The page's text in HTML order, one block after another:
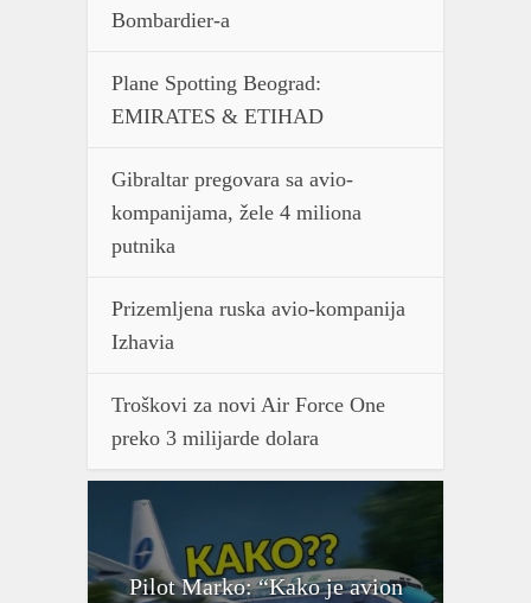
Bombardier-a
Plane Spotting Beograd:
EMIRATES & ETIHAD
Gibraltar pregovara sa avio-
kompanijama, žele 4 miliona
putnika
Prizemljena ruska avio-kompanija
Izhavia
Troškovi za novi Air Force One
preko 3 milijarde dolara
Pilot Marko: “Kako je avion